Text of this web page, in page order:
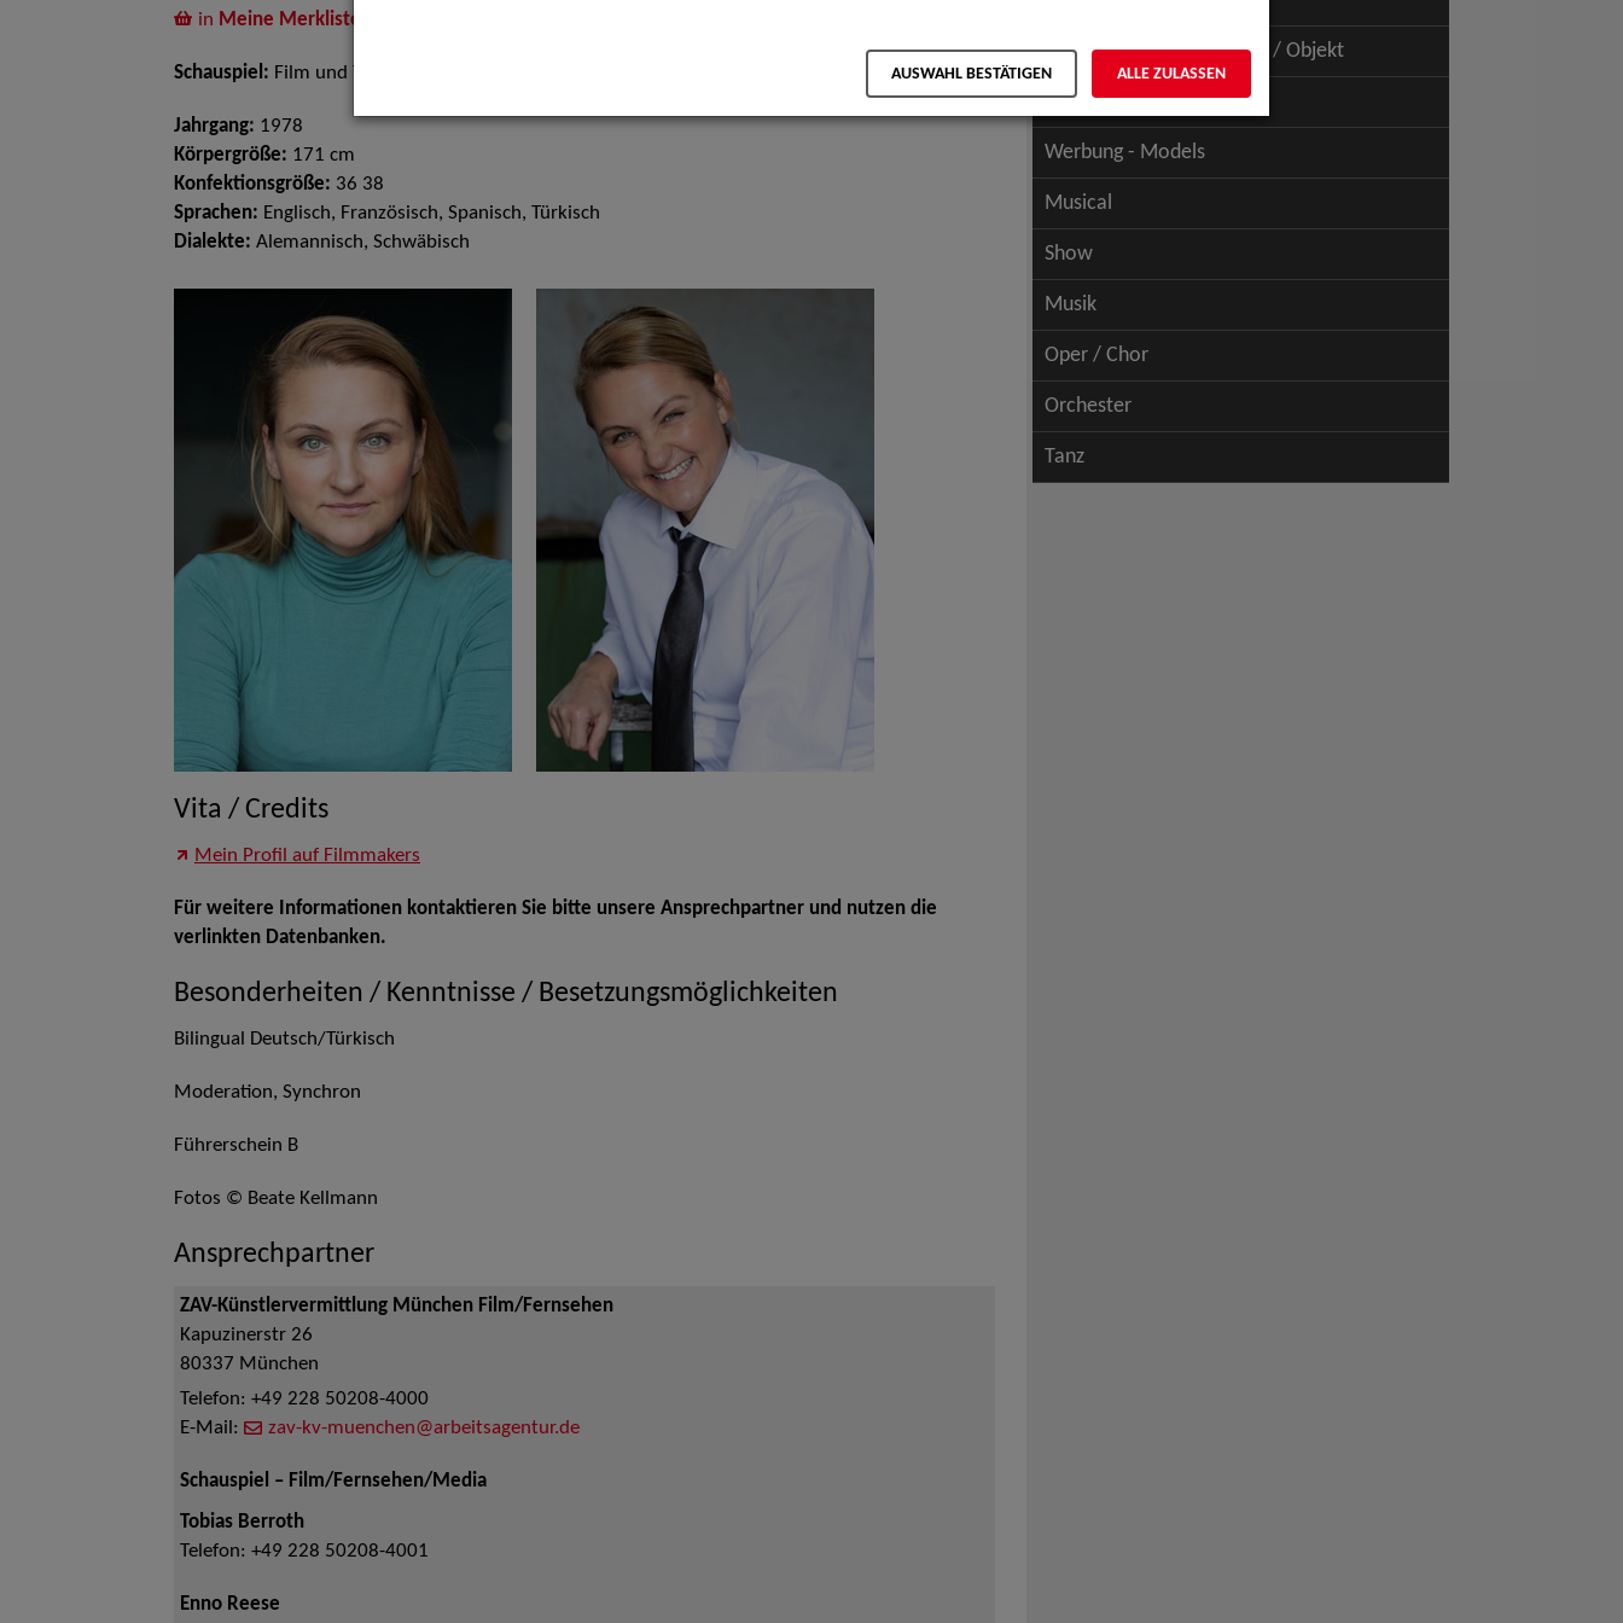
in Meine Merkliste
Schauspiel: Film und TV, Bühne
Jahrgang: 1978
Körpergröße: 171 cm
Konfektionsgröße: 36 38
Sprachen: Englisch, Französisch, Spanisch, Türkisch
Dialekte: Alemannisch, Schwäbisch
Vita / Credits
Mein Profil auf Filmmakers
Für weitere Informationen kontaktieren Sie bitte unsere Ansprechpartner und nutzen die
verlinkten Datenbanken.
Besonderheiten / Kenntnisse / Besetzungsmöglichkeiten
Bilingual Deutsch/Türkisch
Moderation, Synchron
Führerschein B
Fotos © Beate Kellmann
Ansprechpartner
ZAV-Künstlervermittlung München Film/Fernsehen
Kapuzinerstr 26
80337 München
Telefon: +49 228 50208-4000
E-Mail:
zav-kv-muenchen@arbeitsagentur.de
Schauspiel – Film/Fernsehen/Media
Tobias Berroth
Telefon: +49 228 50208-4001
Enno Reese
Schauspiel - Figur / Puppe / Objekt
Werbung - Talents
Werbung - Models
Musical
Show
Musik
Oper / Chor
Orchester
Tanz
AUSWAHL BESTÄTIGEN ALLE ZULASSEN